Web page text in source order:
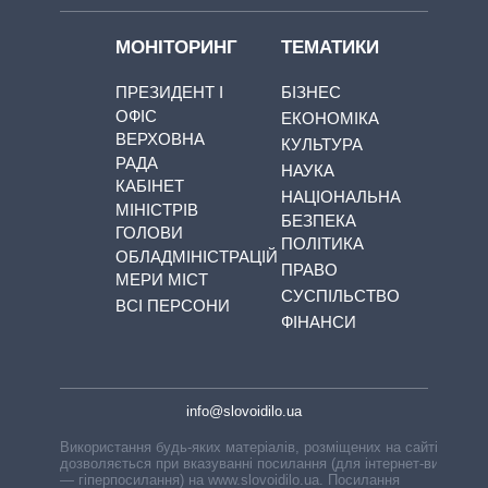
МОНІТОРИНГ
ПРЕЗИДЕНТ І
ОФІС
ВЕРХОВНА
РАДА
КАБІНЕТ
МІНІСТРІВ
ГОЛОВИ
ОБЛАДМІНІСТРАЦІЙ
МЕРИ МІСТ
ВСІ ПЕРСОНИ
ТЕМАТИКИ
БІЗНЕС
ЕКОНОМІКА
КУЛЬТУРА
НАУКА
НАЦІОНАЛЬНА
БЕЗПЕКА
ПОЛІТИКА
ПРАВО
СУСПІЛЬСТВО
ФІНАНСИ
info@slovoidilo.ua
Використання будь-яких матеріалів, розміщених на сайті,
дозволяється при вказуванні посилання (для інтернет-видань
— гіперпосилання) на www.slovoidilo.ua. Посилання